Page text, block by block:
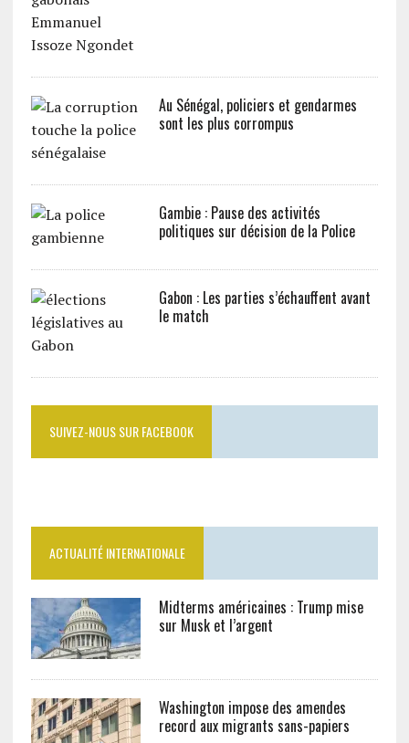
Au Sénégal, policiers et gendarmes
sont les plus corrompus
Gambie : Pause des activités
politiques sur décision de la Police
Gabon : Les parties s’échauffent avant
le match
SUIVEZ-NOUS SUR FACEBOOK
ACTUALITÉ INTERNATIONALE
Midterms américaines : Trump mise
sur Musk et l’argent
Washington impose des amendes
record aux migrants sans-papiers